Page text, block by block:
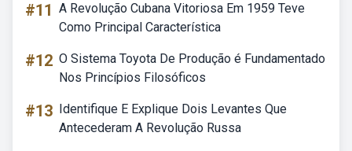
#11 A Revolução Cubana Vitoriosa Em 1959 Teve
Como Principal Característica
#12 O Sistema Toyota De Produção é Fundamentado
Nos Princípios Filosóficos
#13 Identifique E Explique Dois Levantes Que
Antecederam A Revolução Russa